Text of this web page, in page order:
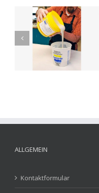
Silikonhaube
Rennsitz
ALLGEMEIN
Kontaktformular